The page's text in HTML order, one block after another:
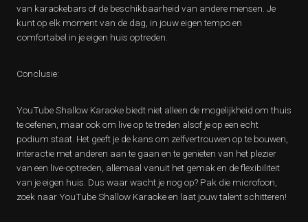
van karaokebars of de beschikbaarheid van andere mensen. Je
kunt op elk moment van de dag, in jouw eigen tempo en
comfortabel in je eigen huis optreden.
Conclusie:
YouTube Shallow Karaoke biedt niet alleen de mogelijkheid om thuis
te oefenen, maar ook om live op te treden alsof je op een echt
podium staat. Het geeft je de kans om zelfvertrouwen op te bouwen,
interactie met anderen aan te gaan en te genieten van het plezier
van een live-optreden, allemaal vanuit het gemak en de flexibiliteit
van je eigen huis. Dus waar wacht je nog op? Pak die microfoon,
zoek naar YouTube Shallow Karaoke en laat jouw talent schitteren!